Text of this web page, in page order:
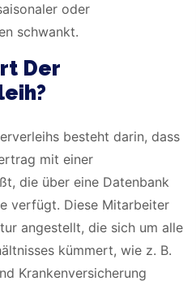
oder
schwankt.
Der
besteht darin, dass
mit einer
die über eine Datenbank
verfügt. Diese Mitarbeiter
angestellt, die sich um alle
kümmert, wie z. B.
Krankenversicherung